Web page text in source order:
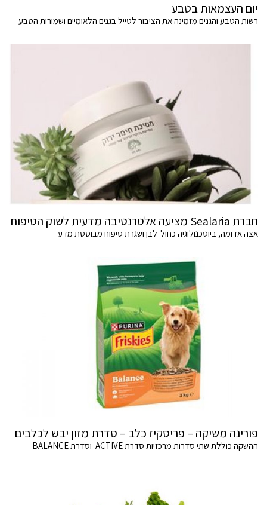
יום העצמאות בטבע
רשות הטבע והגנים מזמינה את הציבור לטייל בגנים הלאומיים ושמורות הטבע
חברת Sealaria מציעה אלטרנטיבה מדעית לשוק הטיפוח
אצה אדומה, ביוטכנולוגיה כחול־לבן ושגרת טיפוח מבוססת מדע
פורינה משיקה – פריסקיז כלב – סדרת מזון יבש לכלבים
ההשקה כוללת שתי סדרות מרכזיות סדרת ACTIVE וסדרת BALANCE